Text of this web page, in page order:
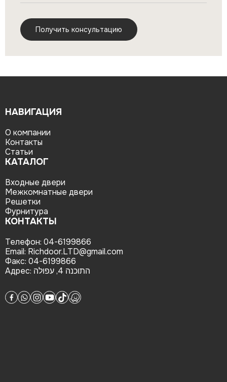
НАВИГАЦИЯ
О компании
Контакты
Статьи
КАТАЛОГ
Входные двери
Межкомнатные двери
Решетки
Фурнитура
КОНТАКТЫ
Телефон: 04-6199866
Email: Richdoor.LTD@gmail.com
Факс: 04-6199866
Адрес:
התוכנה 4, עפולה